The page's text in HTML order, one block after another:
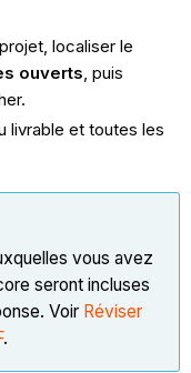
localiser le
ouverts , puis
livrable et toutes les
vous avez
seront incluses
Voir Réviser
.